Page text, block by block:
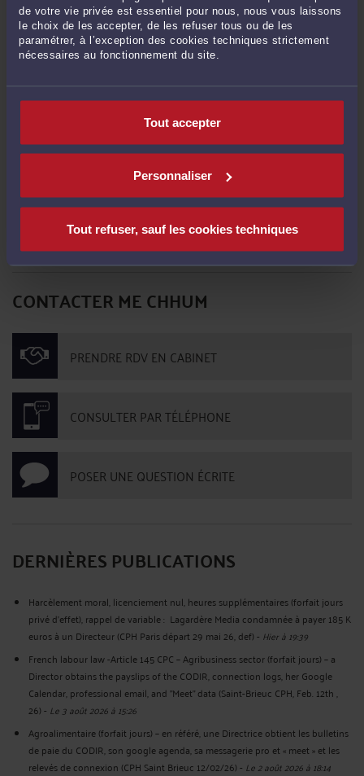
de votre vie privée est essentiel pour nous, nous vous laissons
le choix de les accepter, de les refuser tous ou de les
paramétrer, à l’exception des cookies techniques strictement
nécessaires au fonctionnement du site.
Tout accepter
Personnaliser
Tout refuser, sauf les cookies techniques
ENVOYER
Pas de contribution, soyez le premier
CONTACTER ME CHHUM
PRENDRE RDV EN CABINET
CONSULTER PAR TÉLÉPHONE
POSER UNE QUESTION ÉCRITE
DERNIÈRES PUBLICATIONS
Harcèlement moral, licenciement nul, heures supplémentaires (forfait jours
privé d’effet), rappel de variable : Lagardère Media condamnée à payer 185 K
euros à un Directeur (CPH Paris départ 29 mai 26, def)- Hier à 19:39
French labour law -Article 145 CPC – Agribusiness sector (forfait jours) – a
Director obtains the payslips of the CODIR, connection logs, her Google
Calendar, professional email, and "Meet" data (Saint-Brieuc CPH, Feb. 12th ,
26)- Le 3 août 2026 à 15:26
Agroalimentaire (forfait jours) – en référé, une Directrice obtient les bulletins
de paie du CODIR, son google agenda, sa messagerie pro et « meet » et les
relevés de connexion (CPH Saint Brieuc 12/02/26)- Le 2 août 2026 à 18:14